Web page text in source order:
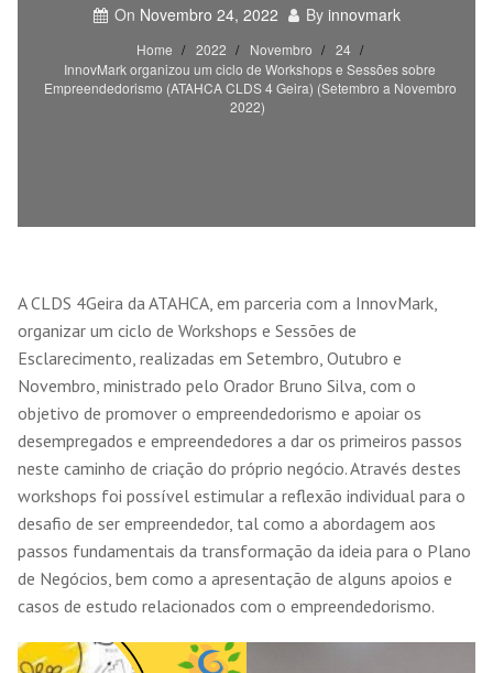
On Novembro 24, 2022 By innovmark
Home 2022 Novembro
24
InnovMark organizou um ciclo de Workshops e Sessões sobre
Empreendedorismo (ATAHCA CLDS 4 Geira) (Setembro a Novembro
2022)
A CLDS 4Geira da ATAHCA, em parceria com a InnovMark,
organizar um ciclo de Workshops e Sessões de
Esclarecimento, realizadas em Setembro, Outubro e
Novembro, ministrado pelo Orador Bruno Silva, com o
objetivo de promover o empreendedorismo e apoiar os
desempregados e empreendedores a dar os primeiros passos
neste caminho de criação do próprio negócio. Através destes
workshops foi possível estimular a reflexão individual para o
desafio de ser empreendedor, tal como a abordagem aos
passos fundamentais da transformação da ideia para o Plano
de Negócios, bem como a apresentação de alguns apoios e
casos de estudo relacionados com o empreendedorismo.